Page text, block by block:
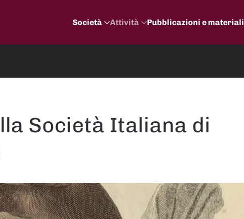
Società Attività Pubblicazioni e materiali
Società Italiana di